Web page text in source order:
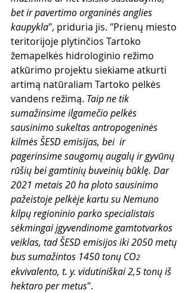
bet ir pavertimo organinės anglies
kaupykla", priduria jis. "Prienų miesto
teritorijoje plytinčios Tartoko
žemapelkės hidrologinio režimo
atkūrimo projektu siekiame atkurti
artimą natūraliam Tartoko pelkės
vandens režimą. Taip ne tik
sumažinsime ilgamečio pelkės
sausinimo sukeltas antropogeninės
kilmės ŠESD emisijas, bei  ir
pagerinsime saugomų augalų ir gyvūnų
rūšių bei gamtinių buveinių būklę. Dar
2021 metais 20 ha ploto sausinimo
pažeistoje pelkėje kartu su Nemuno
kilpų regioninio parko specialistais
sėkmingai įgyvendinome gamtotvarkos
veiklas, tad ŠESD emisijos iki 2050 metų
bus sumažintos 1450 tonų CO2
ekvivalento, t. y. vidutiniškai 2,5 tonų iš
hektaro per metus".